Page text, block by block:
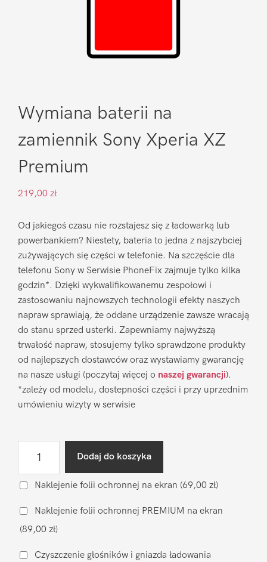
Wymiana baterii na
zamiennik Sony Xperia XZ
Premium
219,00 zł
Od jakiegoś czasu nie rozstajesz się z ładowarką lub
powerbankiem? Niestety, bateria to jedna z najszybciej
zużywających się części w telefonie. Na szczęście dla
telefonu Sony w Serwisie PhoneFix zajmuje tylko kilka
godzin*. Dzięki wykwalifikowanemu zespołowi i
zastosowaniu najnowszych technologii efekty naszych
napraw sprawiają, że oddane urządzenie zawsze wracają
do stanu sprzed usterki. Zapewniamy najwyższą
trwałość napraw, stosujemy tylko sprawdzone produkty
od najlepszych dostawców oraz wystawiamy gwarancję
na nasze usługi (poczytaj więcej o naszej gwarancji).
*zależy od modelu, dostepności części i przy uprzednim
umówieniu wizyty w serwisie
baterii
zamiennik
Sony
Xperia
Dodaj do koszyka
Naklejenie folii ochronnej na ekran (69,00 zł)
Naklejenie folii ochronnej PREMIUM na ekran
(89,00 zł)
Czyszczenie głośników i gniazda ładowania